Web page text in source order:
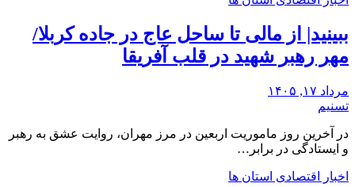
ببینید| از مالی تا ساحل عاج در جاده کربلا/
مهر رهبر شهید در قلب آفریقا
مرداد ۱۷, ۱۴۰۵
تسنیم
در آخرین روز ماموریت اربعین در مرز مهران، روایت عشق به رهبر
و ایستادگی در برابر…
اخبار اقتصادی استان ها